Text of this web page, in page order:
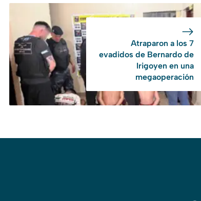
Atraparon a los 7
evadidos de Bernardo de
Irigoyen en una
megaoperación